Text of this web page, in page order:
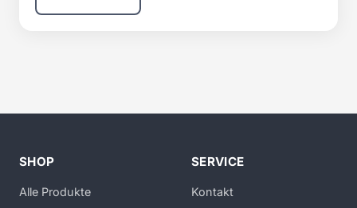
SHOP
Alle Produkte
SERVICE
Kontakt